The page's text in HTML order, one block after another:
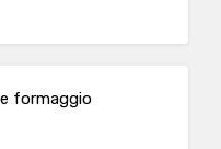
formaggio